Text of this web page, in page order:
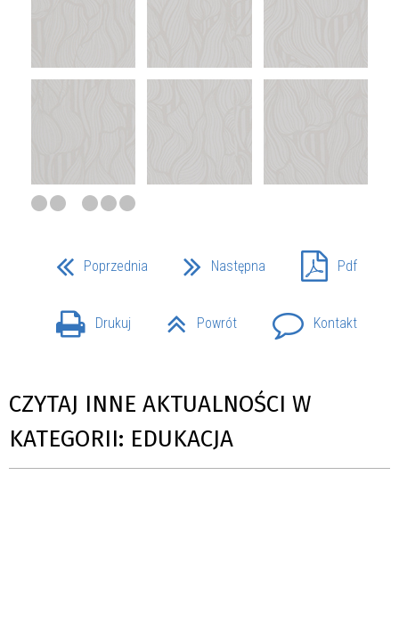
Poprzednia Następna Pdf
Drukuj Powrót Kontakt
CZYTAJ INNE AKTUALNOŚCI W
KATEGORII: EDUKACJA